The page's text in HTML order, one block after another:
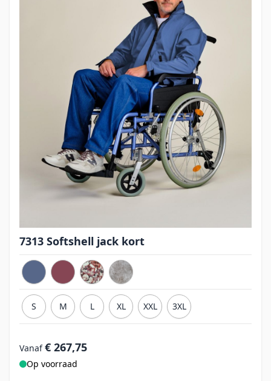
7313 Softshell jack kort
S M L XL XXL 3XL
Vanaf € 267,75
Op voorraad